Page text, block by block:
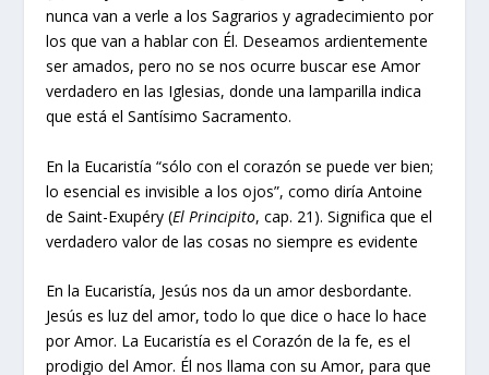
nunca van a verle a los Sagrarios y agradecimiento por
los que van a hablar con Él. Deseamos ardientemente
ser amados, pero no se nos ocurre buscar ese Amor
verdadero en las Iglesias, donde una lamparilla indica
que está el Santísimo Sacramento.
En la Eucaristía “sólo con el corazón se puede ver bien;
lo esencial es invisible a los ojos”, como diría Antoine
de Saint-Exupéry (El Principito, cap. 21). Significa que el
verdadero valor de las cosas no siempre es evidente
En la Eucaristía, Jesús nos da un amor desbordante.
Jesús es luz del amor, todo lo que dice o hace lo hace
por Amor. La Eucaristía es el Corazón de la fe, es el
prodigio del Amor. Él nos llama con su Amor, para que